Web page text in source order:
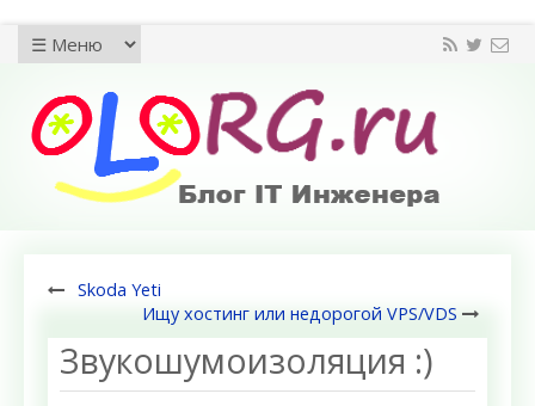
Skoda Yeti
Ищу хостинг или недорогой VPS/VDS
Звукошумоизоляция :)